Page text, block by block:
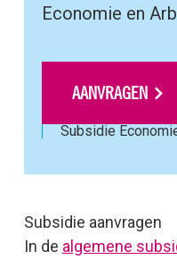
Economie en
Subsidie
AANVRAGEN
Subsidie aanvragen
In de algemene